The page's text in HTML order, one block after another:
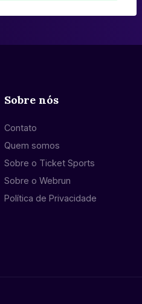
Sobre nós
Contato
Quem somos
Sobre o Ticket Sports
Sobre o Webrun
Política de Privacidade